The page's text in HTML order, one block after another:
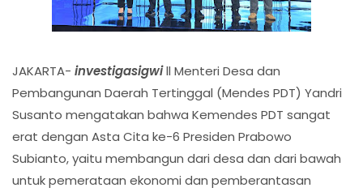
JAKARTA- investigasigwill Menteri Desa dan
Pembangunan Daerah Tertinggal (Mendes PDT) Yandri
Susanto mengatakan bahwa Kemendes PDT sangat
erat dengan Asta Cita ke-6 Presiden Prabowo
Subianto, yaitu membangun dari desa dan dari bawah
untuk pemerataan ekonomi dan pemberantasan